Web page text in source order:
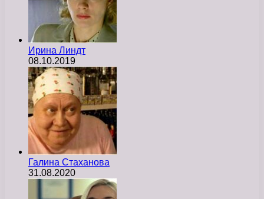
Ирина Линдт
08.10.2019
Галина Стаханова
31.08.2020